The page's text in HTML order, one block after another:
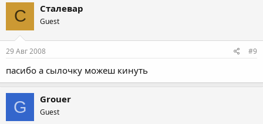
С Сталевар
Guest
29 Авг 2008 #9
пасибо а сылочку можеш кинуть
G Grouer
Guest